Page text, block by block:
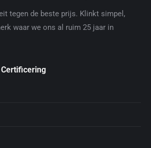
tegen de beste prijs. Klinkt simpel,
waar we ons al ruim 25 jaar in